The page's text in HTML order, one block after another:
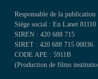
Responsable de la
Siège social : En Lanet
SIREN : 420 688 715
SIRET : 420 688 715 00036
CODE APE : 5911B
(Production de films